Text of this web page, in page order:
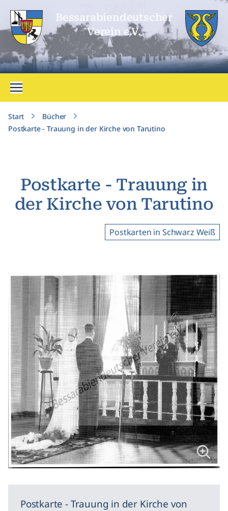
Bessarabien­deutscher
Verein e.V.
Menü öffnen
Start
Bücher
Postkarte - Trauung in der Kirche von Tarutino
Postkarte - Trauung in
der Kirche von Tarutino
Postkarten in Schwarz Weiß
Postkarte - Trauung in der Kirche von